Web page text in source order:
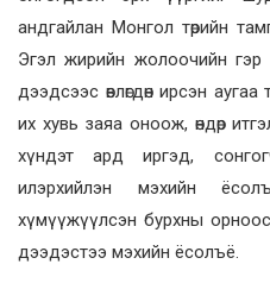
андгайлан Монгол төрийн
Эгэл жирийн жолоочийн гэр
дээдсээс өвлөгдөн ирсэн
их хувь заяа оноож, өндөр
хүндэт ард иргэд,
илэрхийлэн мэхийн
хүмүүжүүлсэн бурхны
дээдэстээ мэхийн ёсолъё.